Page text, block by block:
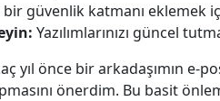
bir güvenlik katmanı eklemek
Yazılımlarınızı güncel
yıl önce bir arkadaşımın e-
önerdim. Bu basit